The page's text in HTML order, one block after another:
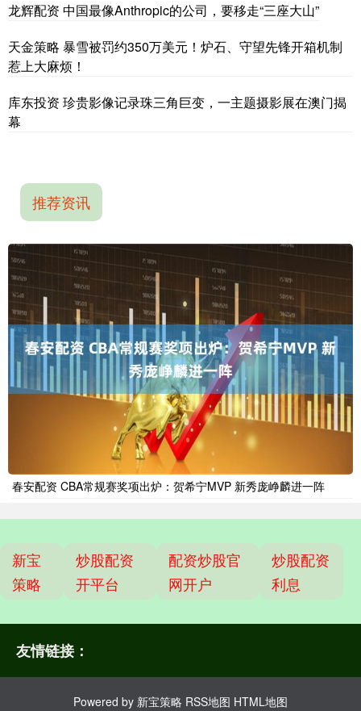
龙辉配资 中国最像Anthropic的公司，要移走“三座大山”
天金策略 暴雪被罚约350万美元！炉石、守望先锋开箱机制
惹上大麻烦！
库东投资 珍贵影像记录珠三角巨变，一主题摄影展在澳门揭
幕
推荐资讯
春安配资 CBA常规赛奖项出炉：贺希宁MVP 新秀庞峥麟进一阵
新宝
策略
炒股配资
开平台
配资炒股官
网开户
炒股配资
利息
友情链接：
Powered by 新宝策略 RSS地图 HTML地图